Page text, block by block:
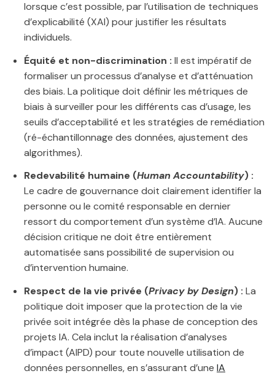
lorsque c’est possible, par l’utilisation de techniques
d’explicabilité (XAI) pour justifier les résultats
individuels.
Équité et non-discrimination : Il est impératif de
formaliser un processus d’analyse et d’atténuation
des biais. La politique doit définir les métriques de
biais à surveiller pour les différents cas d’usage, les
seuils d’acceptabilité et les stratégies de remédiation
(ré-échantillonnage des données, ajustement des
algorithmes).
Redevabilité humaine (Human Accountability) :
Le cadre de gouvernance doit clairement identifier la
personne ou le comité responsable en dernier
ressort du comportement d’un système d’IA. Aucune
décision critique ne doit être entièrement
automatisée sans possibilité de supervision ou
d’intervention humaine.
Respect de la vie privée (Privacy by Design) : La
politique doit imposer que la protection de la vie
privée soit intégrée dès la phase de conception des
projets IA. Cela inclut la réalisation d’analyses
d’impact (AIPD) pour toute nouvelle utilisation de
données personnelles, en s’assurant d’une IA